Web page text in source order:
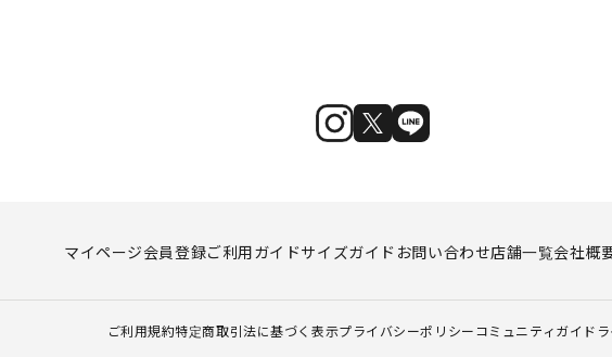
マイページ会員登録ご利用ガイドサイズガイド お問い合わせ店舗一覧会社概
ご利用規約特定商取引法に基づく表示プライバシーポリシー コミュニティガイド